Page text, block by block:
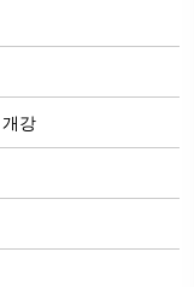
강